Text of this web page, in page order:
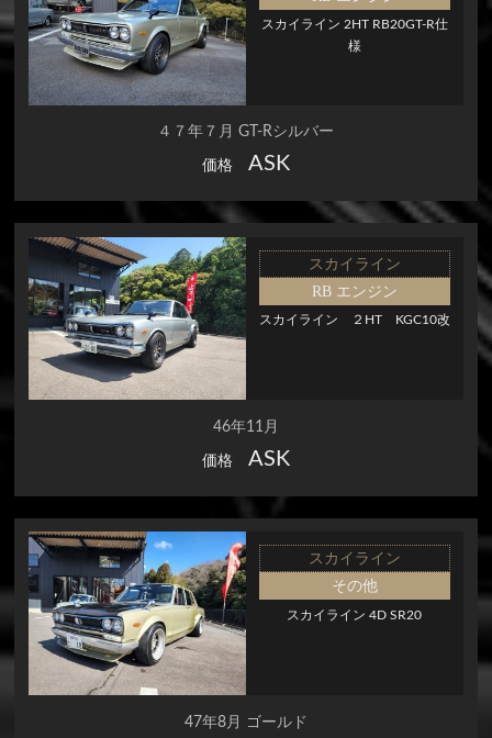
スカイライン 2HT RB20GT-R仕
様
４７年７月 GT-Rシルバー
価格 ASK
スカイライン
RB エンジン
スカイライン ２HT KGC10改
46年11月
価格 ASK
スカイライン
その他
スカイライン 4D SR20
47年8月 ゴールド